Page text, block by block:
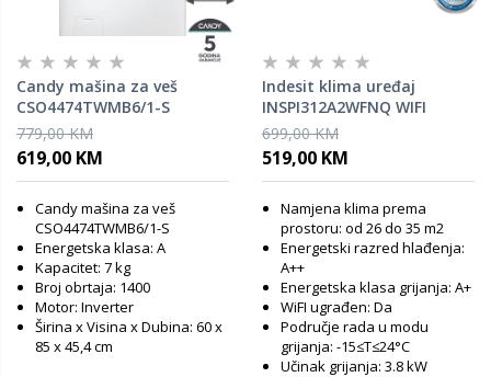
Candy mašina za veš
CSO4474TWMB6/1-S
779,00 KM
619,00 KM
Candy mašina za veš
CSO4474TWMB6/1-S
Energetska klasa: A
Kapacitet: 7 kg
Broj obrtaja: 1400
Motor: Inverter
Širina x Visina x Dubina: 60 x
85 x 45,4 cm
Indesit klima uređaj
INSPI312A2WFNQ WIFI
699,00 KM
519,00 KM
Namjena klima prema
prostoru: od 26 do 35 m2
Energetski razred hlađenja:
A++
Energetska klasa grijanja: A+
WiFI ugrađen: Da
Područje rada u modu
grijanja: -15≤T≤24°C
Učinak grijanja: 3.8 kW